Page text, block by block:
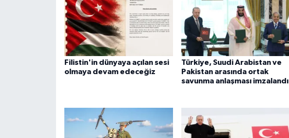
Filistin'in dünyaya açılan sesi
olmaya devam edeceğiz
Türkiye, Suudi Arabistan ve
Pakistan arasında ortak
savunma anlaşması imzalandı